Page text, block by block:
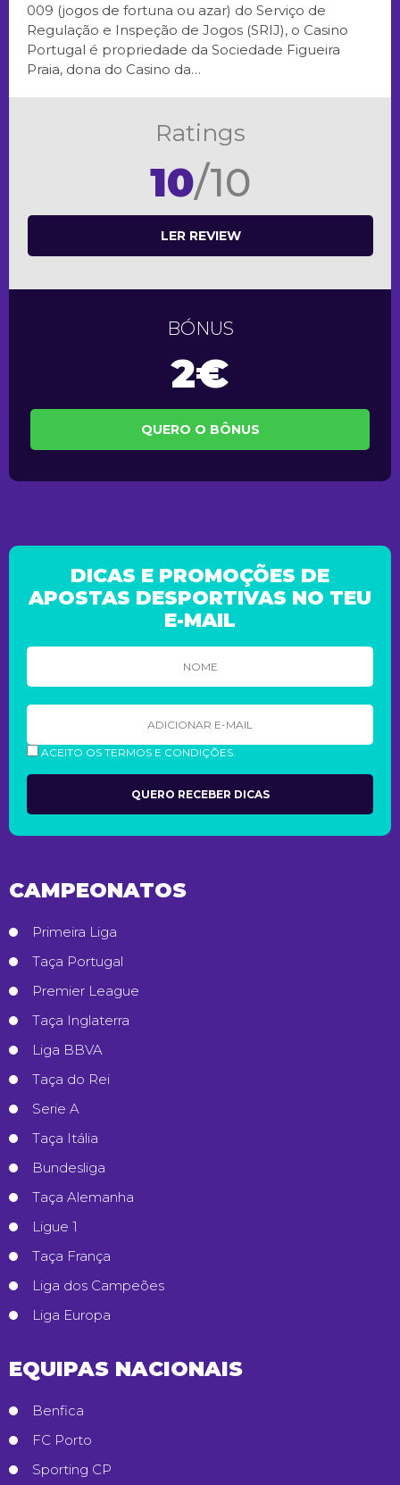
009 (jogos de fortuna ou azar) do Serviço de
Regulação e Inspeção de Jogos (SRIJ), o Casino
Portugal é propriedade da Sociedade Figueira
Praia, dona do Casino da…
Ratings
10/10
LER REVIEW
BÓNUS
2€
QUERO O BÔNUS
DICAS E PROMOÇÕES DE
APOSTAS DESPORTIVAS NO TEU
E-MAIL
ACEITO OS TERMOS E CONDIÇÕES.
CAMPEONATOS
Primeira Liga
Taça Portugal
Premier League
Taça Inglaterra
Liga BBVA
Taça do Rei
Serie A
Taça Itália
Bundesliga
Taça Alemanha
Ligue 1
Taça França
Liga dos Campeões
Liga Europa
EQUIPAS NACIONAIS
Benfica
FC Porto
Sporting CP